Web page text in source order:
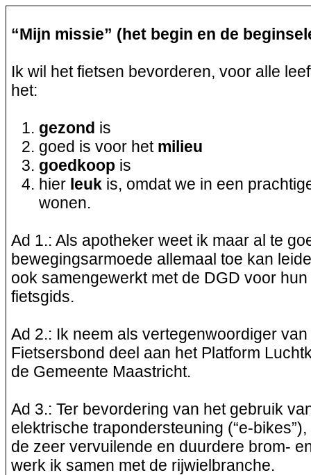
“Mijn missie” (het begin en de
Ik wil het fietsen bevorderen, voor alle
het:
gezond is
goed is voor het milieu
goedkoop is
hier leuk is, omdat we in een
wonen.
Ad 1.: Als apotheker weet ik maar al te
bewegingsarmoede allemaal toe kan
ook samengewerkt met de DGD voor
fietsgids.
Ad 2.: Ik neem als vertegenwoordiger
Fietsersbond deel aan het Platform
de Gemeente Maastricht.
Ad 3.: Ter bevordering van het gebruik
elektrische trapondersteuning (“e-bikes
de zeer vervuilende en duurdere brom-
werk ik samen met de rijwielbranche.